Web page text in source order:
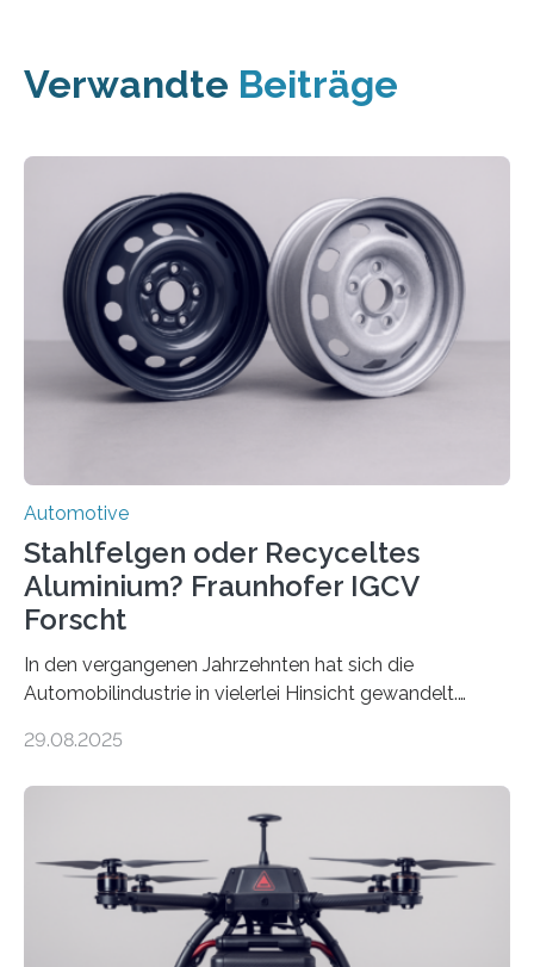
Verwandte Beiträge
Automotive
Stahlfelgen oder Recyceltes
Aluminium? Fraunhofer IGCV
Forscht
In den vergangenen Jahrzehnten hat sich die
Automobilindustrie in vielerlei Hinsicht gewandelt.
hat Aluminium aufgrund seiner Leichtigkeit und
Oberhand gewonnen. Leichtmetallfelgen bringen
auch grundlegende Fragen betreffend Nachhaltigkeit
und Ressourcennutzung auf. Insbesondere die
Herstellung von Aluminium ist sehr energieintensiv und
verursacht erhebliche CO2-Emissionen, verglichen mit
29.08.2025